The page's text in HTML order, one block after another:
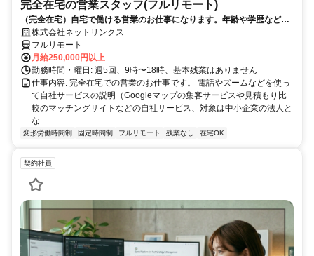
完全在宅の営業スタッフ(フルリモート)
（完全在宅）自宅で働ける営業のお仕事になります。年齢や学歴など問
いません。
株式会社ネットリンクス
フルリモート
月給250,000円以上
勤務時間・曜日: 週5回、9時〜18時、基本残業はありません
仕事内容: 完全在宅での営業のお仕事です。 電話やズームなどを使っ
て自社サービスの説明（Googleマップの集客サービスや見積もり比
較のマッチングサイトなどの自社サービス、対象は中小企業の法人と
な...
変形労働時間制 固定時間制 フルリモート 残業なし 在宅OK
契約社員